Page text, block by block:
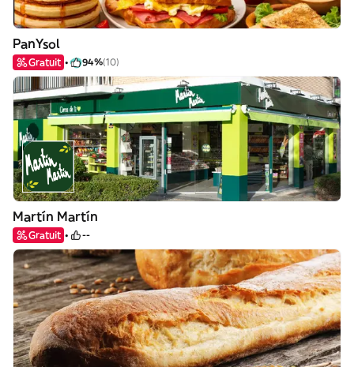
PanYsol
Gratuit 94%(10)
Martín Martín
Gratuit --